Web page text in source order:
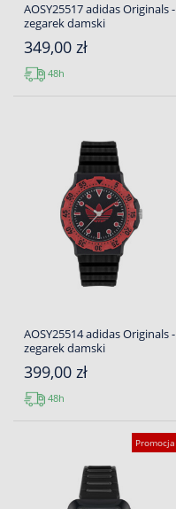
AOSY25517 adidas Originals -
zegarek damski
349,00 zł
48h
AOSY25514 adidas Originals -
zegarek damski
399,00 zł
48h
Promocja